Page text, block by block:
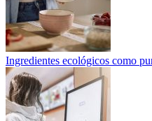
Ingredientes ecológicos como